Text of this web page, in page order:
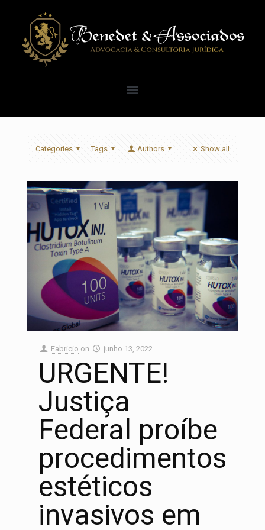
Categories Tags Authors Show all
Fabricio on junho 13, 2022
URGENTE!
Justiça
Federal proíbe
procedimentos
estéticos
invasivos em